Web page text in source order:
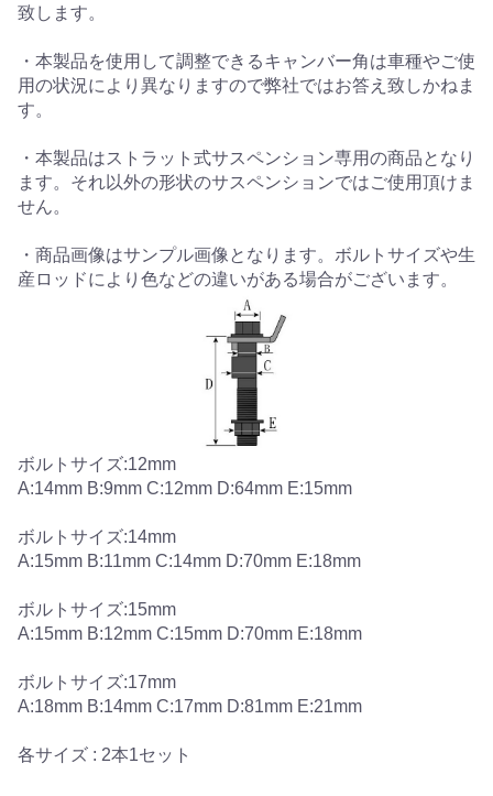
致します。
・本製品を使用して調整できるキャンバー角は車種やご使
用の状況により異なりますので弊社ではお答え致しかねま
す。
・本製品はストラット式サスペンション専用の商品となり
ます。それ以外の形状のサスペンションではご使用頂けま
せん。
・商品画像はサンプル画像となります。ボルトサイズや生
産ロッドにより色などの違いがある場合がございます。
ボルトサイズ:12mm
A:14mm B:9mm C:12mm D:64mm E:15mm
ボルトサイズ:14mm
A:15mm B:11mm C:14mm D:70mm E:18mm
ボルトサイズ:15mm
A:15mm B:12mm C:15mm D:70mm E:18mm
ボルトサイズ:17mm
A:18mm B:14mm C:17mm D:81mm E:21mm
各サイズ : 2本1セット